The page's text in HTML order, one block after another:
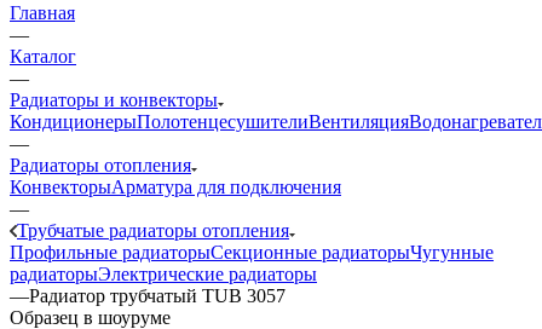
Главная
—
Каталог
—
Радиаторы и конвекторы
КондиционерыПолотенцесушителиВентиляция
—
Радиаторы отопления
КонвекторыАрматура для подключения
—
Трубчатые радиаторы отопления
Профильные радиаторыСекционные радиаторыЧугунные
радиаторыЭлектрические радиаторы
—Радиатор трубчатый TUB 3057
Образец в шоуруме